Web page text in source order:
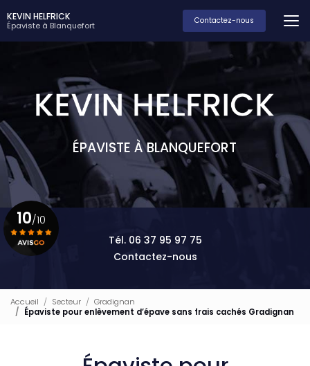
au
contenu
principal
KEVIN HELFRICK
Épaviste à Blanquefort Contactez-nous
ÉPAVISTE À BLANQUEFORT
Tél. 06 37 95 97 75
Contactez-nous
10/10
Accueil Secteur
Gradignan
Épaviste pour enlèvement d’épave sans frais cachés Gradignan